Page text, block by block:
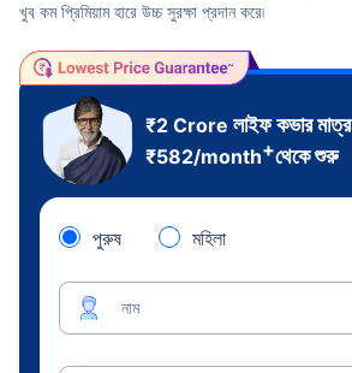
খুব কম প্রিমিয়াম হারে উচ্চ সুরক্ষা প্রদান করে৷
₹2 Crore লাইফ কভার মাত্র
₹582/month+থেকে শুরু
পুরুষ মহিলা
নাম